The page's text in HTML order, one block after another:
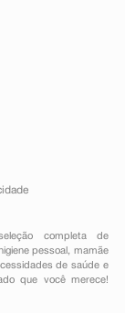
completa de
higiene pessoal ,mamãe
de saúde e
que você merece!